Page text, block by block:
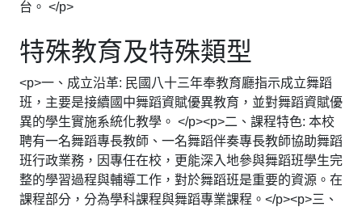
台。 </p>
特殊教育及特殊類型
<p>一、成立沿革: 民國八十三年奉教育廳指示成立舞蹈
班，主要是接續國中舞蹈資賦優異教育，並對舞蹈資賦優
異的學生實施系統化教學。 </p><p>二、課程特色: 本校
聘有一名舞蹈專長教師、一名舞蹈伴奏專長教師協助舞蹈
班行政業務，因專任在校，更能深入地參與舞蹈班學生完
整的學習過程與輔導工作，對於舞蹈班是重要的資源。在
課程部分，分為學科課程與舞蹈專業課程。</p><p>三、